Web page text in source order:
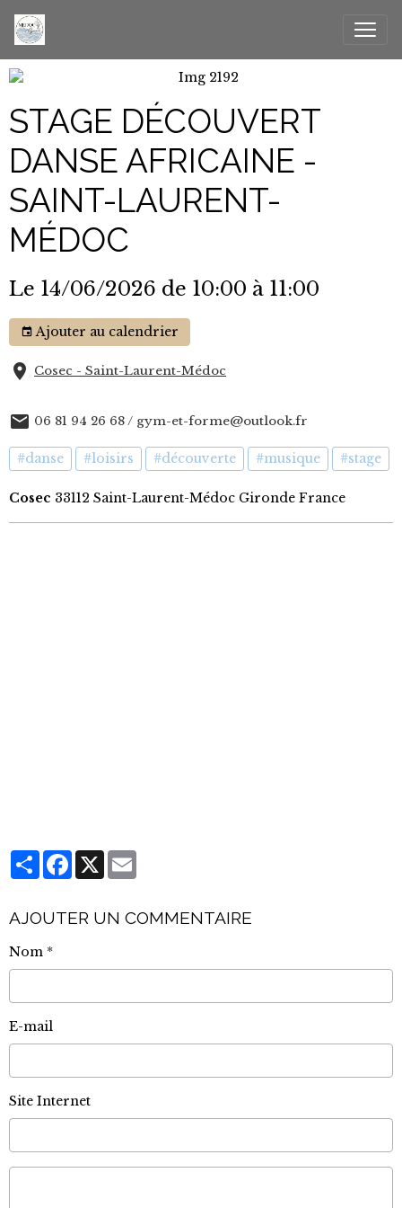
STAGE DÉCOUVERT
DANSE AFRICAINE -
SAINT-LAURENT-
MÉDOC
Le 14/06/2026 de 10:00 à 11:00
Ajouter au calendrier
Cosec - Saint-Laurent-Médoc
06 81 94 26 68 / gym-et-forme@outlook.fr
#danse #loisirs #découverte #musique #stage
Cosec 33112 Saint-Laurent-Médoc Gironde France
PartagerFacebook
X
AJOUTER UN COMMENTAIRE
Nom
E-mail
Site Internet